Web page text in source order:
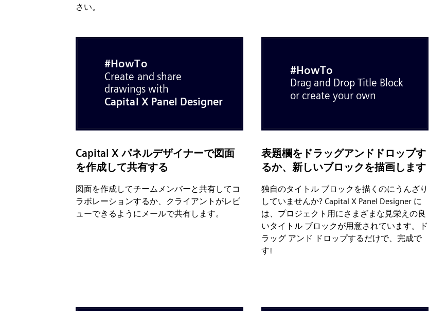
さい。
Capital X パネルデザイナーで図面
を作成して共有する
図面を作成してチームメンバーと共有してコ
ラボレーションするか、クライアントがレビ
ューできるようにメールで共有します。
表題欄をドラッグアンドドロップす
るか、新しいブロックを描画します
独自のタイトル ブロックを描くのにうんざり
していませんか? Capital X Panel Designer に
は、プロジェクト用にさまざまな見栄えの良
いタイトル ブロックが用意されています。ド
ラッグ アンド ドロップするだけで、完成で
す!